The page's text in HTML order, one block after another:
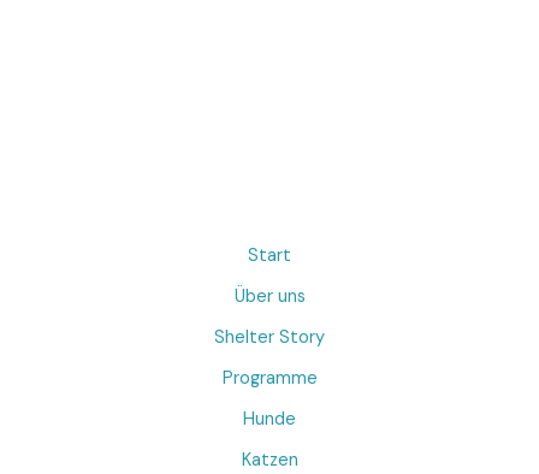
Start
Über uns
Shelter Story
Programme
Hunde
Katzen